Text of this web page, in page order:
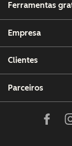
Ferramentas
Empresa
Clientes
Parceiros